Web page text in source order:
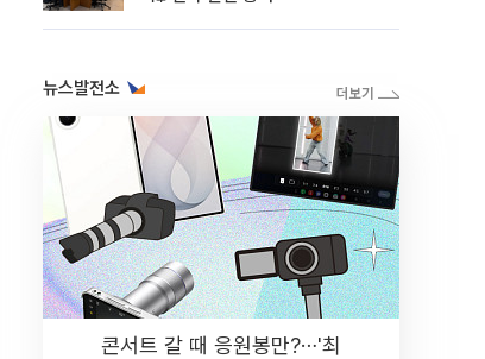
뉴스발전소
콘서트 갈 때 응원봉만?⋯'최